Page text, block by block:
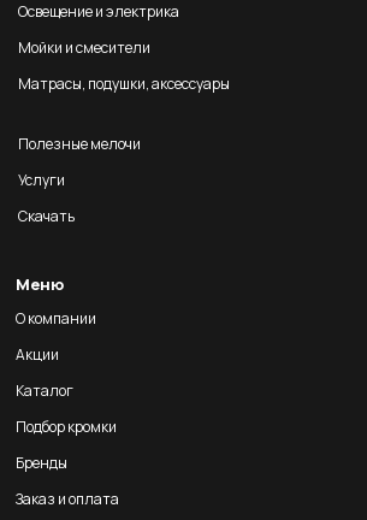
Освещение и электрика
Мойки и смесители
Матрасы, подушки, аксессуары
Полезные мелочи
Услуги
Скачать
Меню
О компании
Акции
Каталог
Подбор кромки
Бренды
Заказ и оплата